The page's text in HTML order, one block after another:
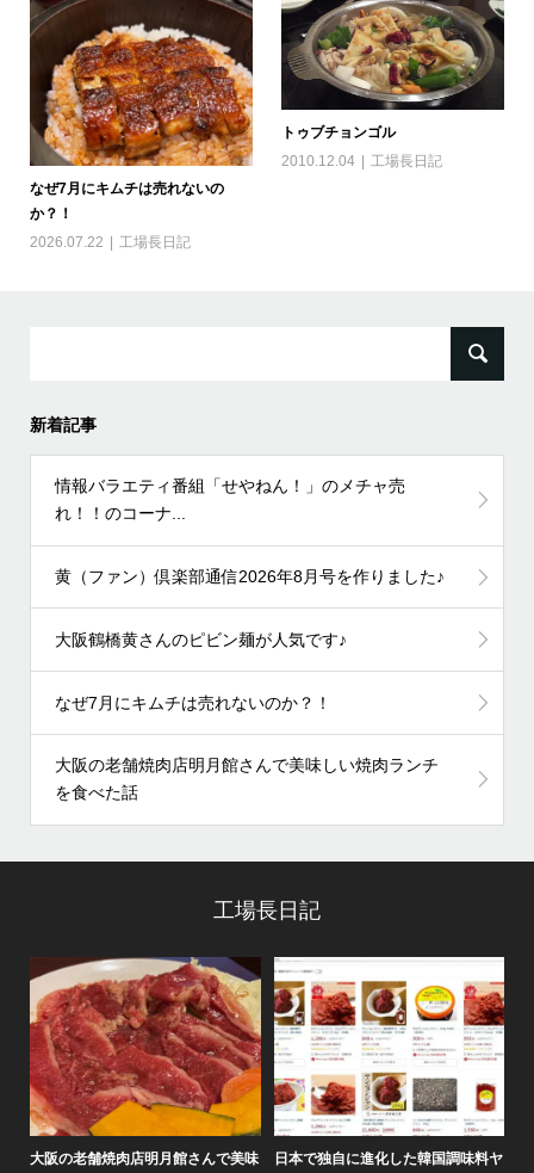
なぜ7月にキムチは売れないの
か？！
2026.07.22
工場長日記
トゥブチョンゴル
2010.12.04
工場長日記
新着記事
情報バラエティ番組「せやねん！」のメチャ売
れ！！のコーナ...
黄（ファン）倶楽部通信2026年8月号を作りました♪
大阪鶴橋黄さんのピビン麺が人気です♪
なぜ7月にキムチは売れないのか？！
大阪の老舗焼肉店明月館さんで美味しい焼肉ランチ
を食べた話
工場長日記
情報バラエティ番組「せやねん！」
黄（ファン）倶楽部通信2026年8月